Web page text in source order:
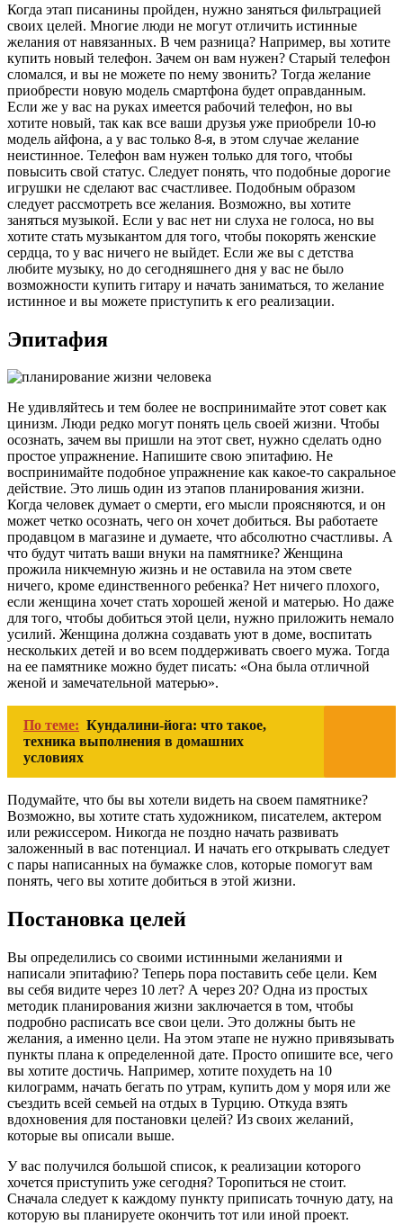
Когда этап писанины пройден, нужно заняться фильтрацией
своих целей. Многие люди не могут отличить истинные
желания от навязанных. В чем разница? Например, вы хотите
купить новый телефон. Зачем он вам нужен? Старый телефон
сломался, и вы не можете по нему звонить? Тогда желание
приобрести новую модель смартфона будет оправданным.
Если же у вас на руках имеется рабочий телефон, но вы
хотите новый, так как все ваши друзья уже приобрели 10-ю
модель айфона, а у вас только 8-я, в этом случае желание
неистинное. Телефон вам нужен только для того, чтобы
повысить свой статус. Следует понять, что подобные дорогие
игрушки не сделают вас счастливее. Подобным образом
следует рассмотреть все желания. Возможно, вы хотите
заняться музыкой. Если у вас нет ни слуха не голоса, но вы
хотите стать музыкантом для того, чтобы покорять женские
сердца, то у вас ничего не выйдет. Если же вы с детства
любите музыку, но до сегодняшнего дня у вас не было
возможности купить гитару и начать заниматься, то желание
истинное и вы можете приступить к его реализации.
Эпитафия
Не удивляйтесь и тем более не воспринимайте этот совет как
цинизм. Люди редко могут понять цель своей жизни. Чтобы
осознать, зачем вы пришли на этот свет, нужно сделать одно
простое упражнение. Напишите свою эпитафию. Не
воспринимайте подобное упражнение как какое-то сакральное
действие. Это лишь один из этапов планирования жизни.
Когда человек думает о смерти, его мысли проясняются, и он
может четко осознать, чего он хочет добиться. Вы работаете
продавцом в магазине и думаете, что абсолютно счастливы. А
что будут читать ваши внуки на памятнике? Женщина
прожила никчемную жизнь и не оставила на этом свете
ничего, кроме единственного ребенка? Нет ничего плохого,
если женщина хочет стать хорошей женой и матерью. Но даже
для того, чтобы добиться этой цели, нужно приложить немало
усилий. Женщина должна создавать уют в доме, воспитать
нескольких детей и во всем поддерживать своего мужа. Тогда
на ее памятнике можно будет писать: «Она была отличной
женой и замечательной матерью».
По теме: Кундалини-йога: что такое,
техника выполнения в домашних
условиях
Подумайте, что бы вы хотели видеть на своем памятнике?
Возможно, вы хотите стать художником, писателем, актером
или режиссером. Никогда не поздно начать развивать
заложенный в вас потенциал. И начать его открывать следует
с пары написанных на бумажке слов, которые помогут вам
понять, чего вы хотите добиться в этой жизни.
Постановка целей
Вы определились со своими истинными желаниями и
написали эпитафию? Теперь пора поставить себе цели. Кем
вы себя видите через 10 лет? А через 20? Одна из простых
методик планирования жизни заключается в том, чтобы
подробно расписать все свои цели. Это должны быть не
желания, а именно цели. На этом этапе не нужно привязывать
пункты плана к определенной дате. Просто опишите все, чего
вы хотите достичь. Например, хотите похудеть на 10
килограмм, начать бегать по утрам, купить дом у моря или же
съездить всей семьей на отдых в Турцию. Откуда взять
вдохновения для постановки целей? Из своих желаний,
которые вы описали выше.
У вас получился большой список, к реализации которого
хочется приступить уже сегодня? Торопиться не стоит.
Сначала следует к каждому пункту приписать точную дату, на
которую вы планируете окончить тот или иной проект.